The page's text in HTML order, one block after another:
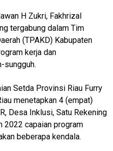
H Zukri, Fakhrizal
tergabung dalam Tim
(TPAKD) Kabupaten
kerja dan
sungguh.
Setda Provinsi Riau Furry
menetapkan 4 (empat)
Desa Inklusi, Satu Rekening
2022 capaian program
beberapa kendala.